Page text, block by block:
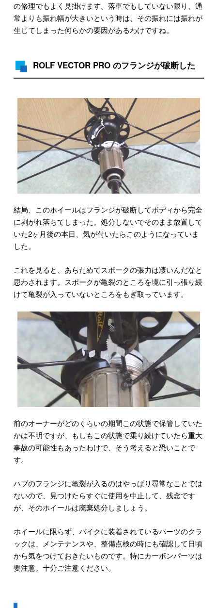
の修理でもよく見掛けます。落車でもしていない限り、通
常よりも振れ幅が大きいという時は、その振れには振れが
生じてしまった何らかの要因があるわけですね。
ROLF VECTOR PRO のフランジが破断した
結局、このホイールはフランジが破断してボディから完全
に剥がれ落ちてしまった。処分しないでそのまま放置して
いた2ヶ月後の本日、気が付いたらこのようになっていま
した。
これを見ると、あらためてスポークの張力は凄いんだなと
思わされます。スポークが亀裂のところを境に引っ張り続
けて亀裂が入っていないところをもぎ取っています。
前のオーナーがどのくらいの期間この状態で保管していた
かは不明ですが、もしもこの状態で乗り続けていたら重大
事故の可能性もあったわけで、そう考えると恐いことで
す。
ハブのフランジに亀裂が入るのはやっぱり尋常なことでは
ないので、見つけたらすぐに使用を中止して、残念です
が、そのホイールは廃棄処分しましょう。
ホイールに限らず、バイクに装着されているパーツのクラ
ックは、メンテナンスや、整備点検の時にも確認して日頃
から気をつけておきたいものです。特にカーボンパーツは
要注意。十分ご注意ください。